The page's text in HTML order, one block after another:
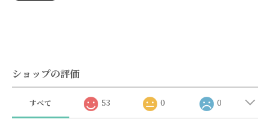
ショップの評価
すべて 53 0 0